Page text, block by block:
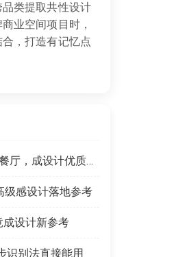
类提取共性设计
业空间项目时，
，打造有记忆点
工业红砖造12000㎡高端庄园餐厅，成设计优质范本
级感设计落地参考
成设计新参考
识别法直接能用